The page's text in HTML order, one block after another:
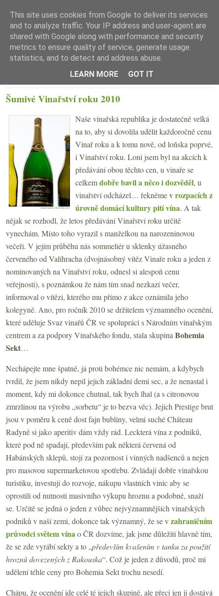
☰ Menu
Šumivé Vinařství roku 2010
Naše vinařská republika je dostatečně velká
na to, aby si dovolila udělit každoročně cenu
Vinař roku a k tomu nově, od loňska poprvé,
i Vinařství roku. Loni jsem byl na akcích k
předávání obou těchto cen, u vinaře se
celkemdobře bavil a něco i dozvěděl, u
vinařství odcházel… řekněmev rozpacích z
úrovně domácí kultury pití vína. A tak
nějak se rozhodl, že letos předávání Vinařství roku určitě
vynechám. Místo toho vyrazil s manželkou na narozeninovou
večeři. V jejím průběhu nás sommeliér u sklenky úžasného
červeného od Valihracha (dvojnásobný vítěz Vinaře roku a jeden z
nominovaných na Vinařství roku, odnesl si alespoň cenu
veřejnosti), s poznámkou že nám tím snad nezkazí večer,
informoval o vítězi, kterého mu přímo z akce oznámila jeho
kolegyně. Ano, pro ročník 2010 se držitelem významného ocenění,
které uděluje Svaz vinařů ČR ve spolupráci s Národním vinařským
centrem a za podpory Vinařského fondu, stala skupina Bohemia
Sekt…
Nechápejte mne špatně, já proti bohémce nic nemám, a kdybych
tvrdil, že jsem nikdy nepil jejich základní demi sec, a že nenastal i
moment, kdy mi dokonce chutnal, tak bych lhal (a s citronovou
zmrzlinou na výrobu „sorbetu“ je to bezva věc). Jejich Prestige brut
jsou v poměru k ceně dost fajn bubliny, velmi suché Château
Radyně si jako aperitiv dám vždy rád. Leckterá vína z podniků,
které pod ně spadají, především pak některá červená od
Habánských sklepů, stojí za pozornost i vinných nadšenců a nejen
pro masovou supermarketovou spotřebu. Zvládají dobře vinařskou
turistiku, investují do rozvoje, nákupu vlastních vinic aby se
oprostili od nutnosti masivního výkupu hroznu a podobně, snaží
se. Určitě se jedná o jeden z vůbec nejvýznamnějších vinařských
podniků v naší zemi, dokonce tak významný, že se vzahraničním
průvodci světem vínao ČR dozvíme, jak jsme důležití hlavně tím,
že se zde vyrábí sekty a to „především kvašením v tanku za použití
hroznů dovezených z Rakouska“. Což je jeden z důvodů, proč mi
udělení téhle ceny pro Bohemia Sekt trochu nesedí.
Chápu, že ocenění jde celé té jejich skupině, ale přeci jen ji dostává
This site uses cookies from Google to deliver its services
and to analyze traffic. Your IP address and user-agent are
shared with Google along with performance and security
metrics to ensure quality of service, generate usage
statistics, and to detect and address abuse.
LEARN MORE
GOT IT